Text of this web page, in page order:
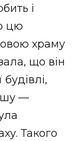
і
цю
храму
що він
—
Такого